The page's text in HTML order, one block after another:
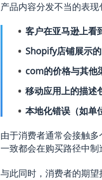
产品内容分发不当的表现
客户在亚马逊上看
Shopify店铺展示
com的价格与其他
移动应用上的描述
本地化错误（如单
由于消费者通常会接触
一致都会在购买路径中制
与此同时，消费者的期